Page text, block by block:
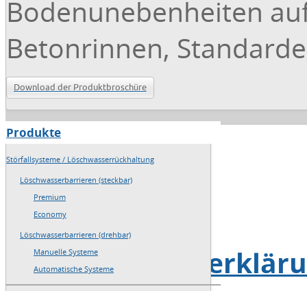
Bodenunebenheiten
Betonrinnen,
Download der Produktbroschüre
Produkte
Störfallsysteme / Löschwasserrückhaltung
Löschwasserbarrieren (steckbar)
Premium
Economy
Löschwasserbarrieren (drehbar)
Manuelle Systeme
Automatische Systeme
→Home
→Sitemap
→Impressum
→